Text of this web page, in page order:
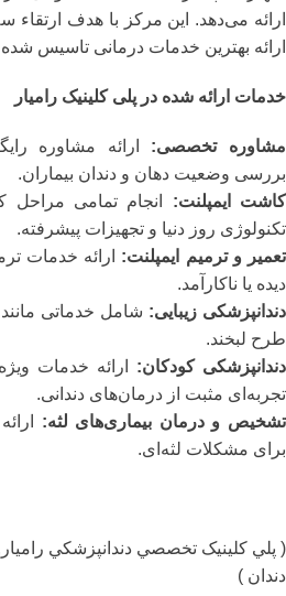
ارائه می‌دهد. این مرکز با هدف ارتقاء
ارائه بهترین خدمات درمانی تاسیس
خدمات ارائه شده در پلی کلینیک رامیار
مشاوره تخصصی: ارائه مشاوره
بررسی وضعیت دهان و دندان بیماران.
کاشت ایمپلنت: انجام تمامی مراحل
تکنولوژی روز دنیا و تجهیزات پیشرفته.
تعمیر و ترمیم ایمپلنت: ارائه خدمات
دیده یا ناکارآمد.
دندانپزشکی زیبایی: شامل خدماتی
طرح لبخند.
دندانپزشکی کودکان: ارائه خدمات
تجربه‌ای مثبت از درمان‌های دندانی.
تشخیص و درمان بیماری‌های لثه:
برای مشکلات لثه‌ای.
( پلي کلينیک تخصصي دندانپزشکي
دندان )